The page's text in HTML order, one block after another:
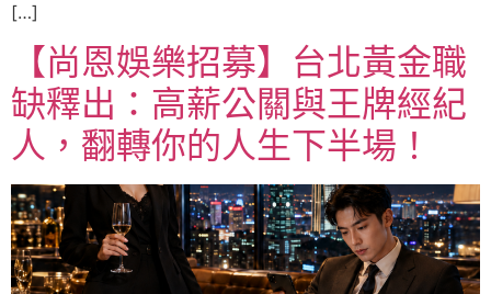
[…]
【尚恩娛樂招募】台北黃金職
缺釋出：高薪公關與王牌經紀
人，翻轉你的人生下半場！